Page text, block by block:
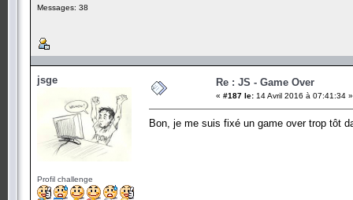
Messages: 38
jsge
Profil challenge
Re : JS - Game Over
« #187 le: 14 Avril 2016 à 07:41:34 »
Bon, je me suis fixé un game over trop tôt